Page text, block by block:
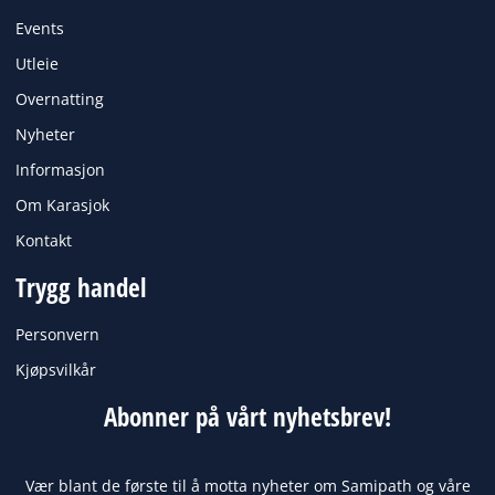
o
k
r
Events
Utleie
Overnatting
Nyheter
Informasjon
Om Karasjok
Kontakt
Trygg handel
Personvern
Kjøpsvilkår
Abonner på vårt nyhetsbrev!
Vær blant de første til å motta nyheter om Samipath og våre